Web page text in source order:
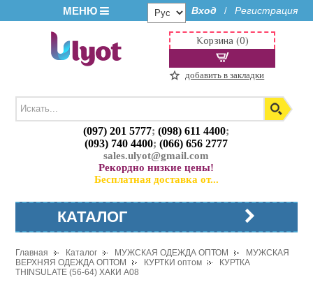
МЕНЮ Вход / Регистрация
(097) 201 5777;(098) 611 4400;
(093) 740 4400;(066) 656 2777
sales.ulyot@gmail.com
Рекордно низкие цены!
Бесплатная доставка от...
Корзина (0)
добавить в закладки
КАТАЛОГ
Главная Каталог МУЖСКАЯ ОДЕЖДА ОПТОМ
МУЖСКАЯ
ВЕРХНЯЯ ОДЕЖДА ОПТОМ
КУРТКИ оптом
КУРТКА
THINSULATE (56-64) ХАКИ A08